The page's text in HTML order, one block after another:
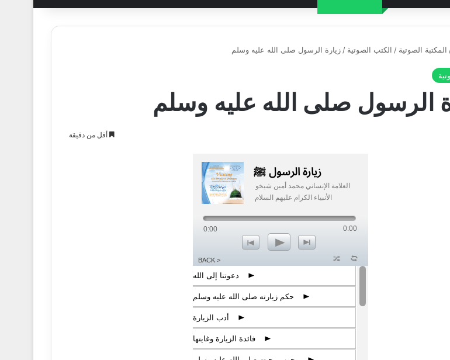
المكتبة الصوتية / الكتب الصوتية / زيارة الرسول صلى الله عليه وسلم
الرسول صلى الله عليه وسلم
أقل من دقيقة
p دعوتنا إلى الله
p حكم زيارته صلى الله عليه وسلم
p أدب الزيارة
p فائدة الزيارة وغايتها
< BACK
n
o p
l
z
العلامة الإنساني محمد أمين شيخو
زيارة الرسول ﷺ
الأنبياء الكرام عليهم السلام
0:00 0:00